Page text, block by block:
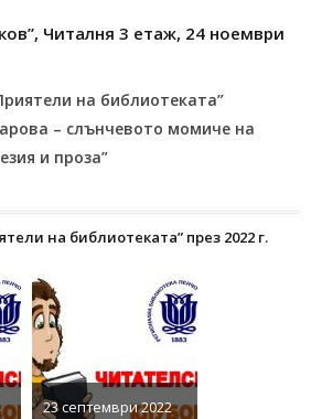
Читалня 3 етаж, 24 ноември
на библиотеката”
– слънчевото момиче на
и проза”
на библиотеката” през 2022 г.
23 септември 2022